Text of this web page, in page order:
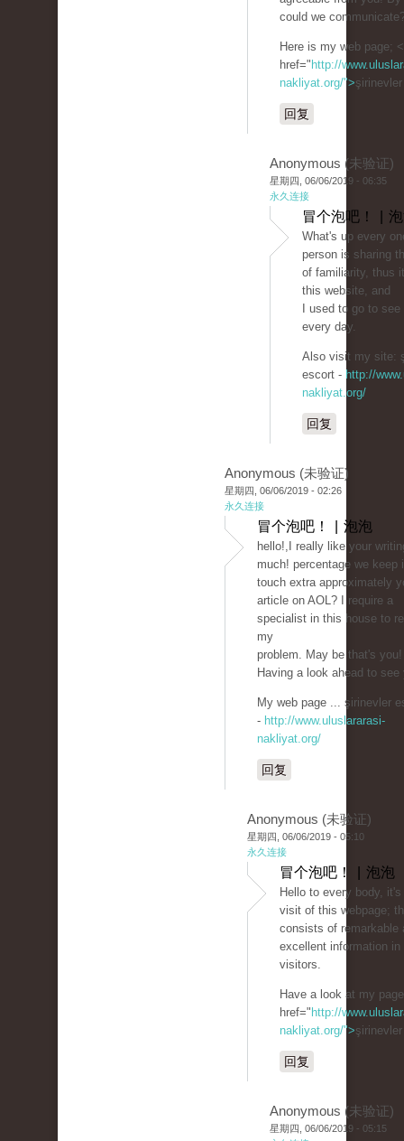
could we
Here is my web page;
href=" http://
nakliyat.org/">
回复
Anonymous (未验证)
星期四, 06/06/2019 - 06:35
永久连接
冒个泡吧！ |
What's up every
person is sharing
of familiarity, thus
this website, and
I used to go to
every day.
Also visit my site:
escort - http://
nakliyat.org/
回复
Anonymous (未验证)
星期四, 06/06/2019 - 02:26
永久连接
冒个泡吧！ | 泡泡
hello!,I really like your
much! percentage we keep
touch extra approximately
article on AOL? I require a
specialist in this house to
my
problem. May be that's you!
Having a look ahead to see
My web page ... şirinevler
- http://www.uluslararasi-
nakliyat.org/
回复
Anonymous (未验证)
星期四, 06/06/2019 - 05:10
永久连接
冒个泡吧！ | 泡泡
Hello to every body,
visit of this webpage;
consists of remarkable
excellent information in
visitors.
Have a look at my
href=" http://
nakliyat.org/">
回复
Anonymous (未验证)
星期四, 06/06/2019 - 05:15